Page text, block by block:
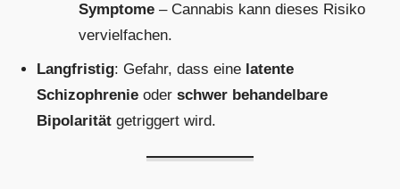
Symptome – Cannabis kann dieses Risiko
vervielfachen.
Langfristig: Gefahr, dass eine latente
Schizophrenie oderschwer behandelbare
Bipolarität getriggert wird.